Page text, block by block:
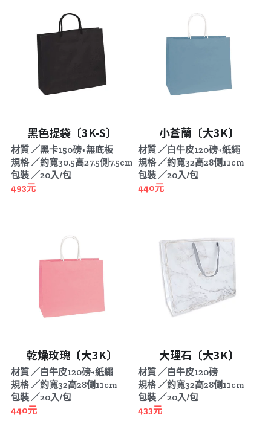
黑色提袋〔3K-S〕
材質 ／黑卡150磅+無底板
規格 ／約寬30.5高27.5側7.5cm
包裝 ／20入/包
493元
小蒼蘭〔大3K〕
材質 ／白牛皮120磅+紙繩
規格 ／約寬32高28側11cm
包裝 ／20入/包
440元
乾燥玫瑰〔大3K〕
材質 ／白牛皮120磅+紙繩
規格 ／約寬32高28側11cm
包裝 ／20入/包
440元
大理石〔大3K〕
材質 ／白牛皮120磅
規格 ／約寬32高28側11cm
包裝 ／20入/包
433元